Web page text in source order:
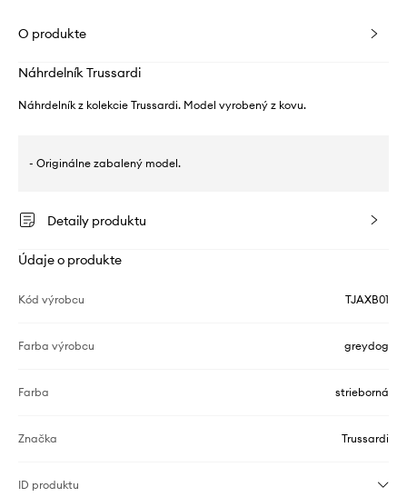
O produkte
Náhrdelník Trussardi
Náhrdelník z kolekcie Trussardi. Model vyrobený z kovu.
- Originálne zabalený model.
Detaily produktu
Údaje o produkte
Kód výrobcu TJAXB01
Farba výrobcu greydog
Farba strieborná
Značka Trussardi
ID produktu